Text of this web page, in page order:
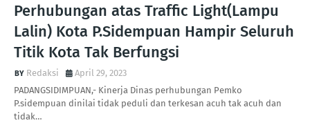
Perhubungan atas Traffic Light(Lampu
Lalin) Kota P.Sidempuan Hampir Seluruh
Titik Kota Tak Berfungsi
Redaksi
April 29, 2023
PADANGSIDIMPUAN,- Kinerja Dinas perhubungan Pemko
P.sidempuan dinilai tidak peduli dan terkesan acuh tak acuh dan
tidak…